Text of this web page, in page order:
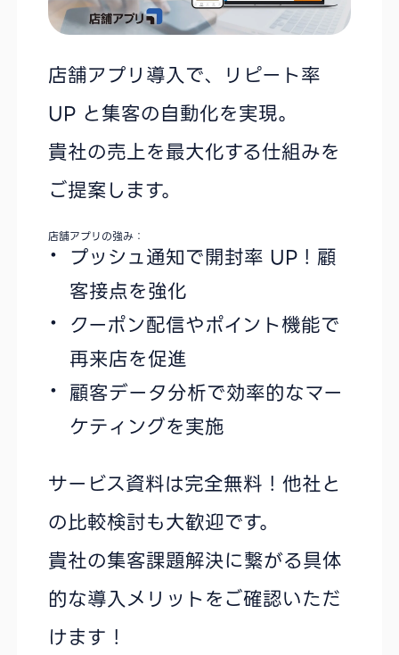
店舗アプリ導入で、リピート率
UP と集客の自動化を実現。
貴社の売上を最大化する仕組みを
ご提案します。
店舗アプリの強み：
プッシュ通知で開封率 UP！顧
客接点を強化
クーポン配信やポイント機能で
再来店を促進
顧客データ分析で効率的なマー
ケティングを実施
サービス資料は完全無料！他社と
の比較検討も大歓迎です。
貴社の集客課題解決に繋がる具体
的な導入メリットをご確認いただ
けます！